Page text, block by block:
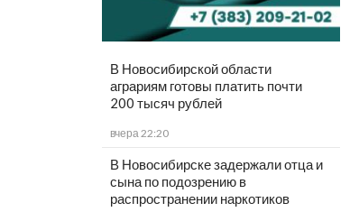
В Новосибирской области
аграриям готовы платить почти
200 тысяч рублей
вчера 22:20
В Новосибирске задержали отца и
сына по подозрению в
распространении наркотиков